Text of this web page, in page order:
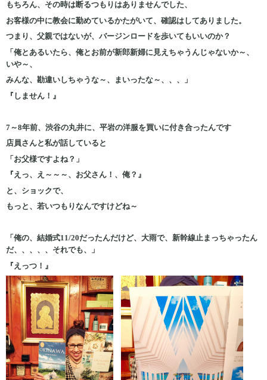
もちろん、その時は断るつもりはありませんでした、
お客様の中に教会に勤めているかたがいて、確認はしてありました。
つまり、父親ではないが、バージンロードを歩いてもいいのか？
「俺とあるいたら、俺とお前が新郎新婦に見えちゃうんじゃないか～、
いや～、
みんな、勘違いしちゃうな～、まいったな～、、、」
『しません！』
7～8年前、渋谷の丸井に、平岩の洋服を買いに付き合ったんです
店員さんと私が話していると
「お父様ですよね？」
『えっ、え～～～、お父さん！、俺？』
と、ショックで、
もっと、若いつもりなんですけどね～
「俺の、結婚式11/20だったんだけど、大雨で、新幹線止まっちゃったん
だ、、、、、それでも、」
『えっつ！』